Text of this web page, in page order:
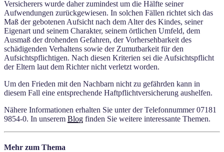
Versicherers wurde daher zumindest um die Hälfte seiner
Aufwendungen zurückgewiesen. In solchen Fällen richtet sich das
Maß der gebotenen Aufsicht nach dem Alter des Kindes, seiner
Eigenart und seinem Charakter, seinem örtlichen Umfeld, dem
Ausmaß der drohenden Gefahren, der Vorhersehbarkeit des
schädigenden Verhaltens sowie der Zumutbarkeit für den
Aufsichtspflichtigen. Nach diesen Kriterien sei die Aufsichtspflicht
der Eltern laut dem Richter nicht verletzt worden.
Um den Frieden mit den Nachbarn nicht zu gefährden kann in
diesem Fall eine entsprechende Haftpflichtversicherung aushelfen.
Nähere Informationen erhalten Sie unter der Telefonnummer 07181
9854-0. In unserem Blog finden Sie weitere interessante Themen.
Mehr zum Thema